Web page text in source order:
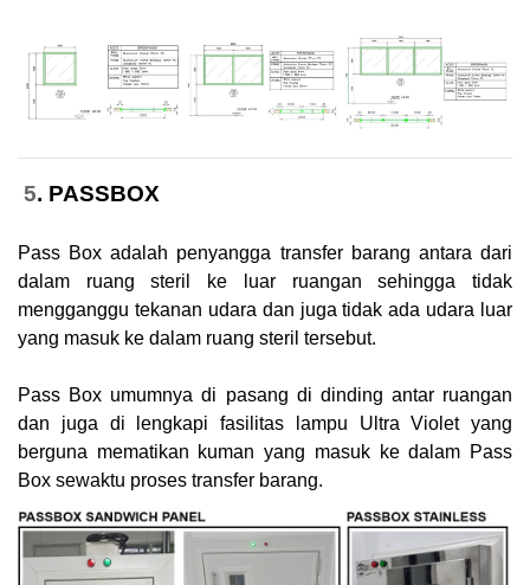
5. PASSBOX
Pass Box adalah penyangga transfer barang antara dari
dalam ruang steril ke luar ruangan sehingga tidak
mengganggu tekanan udara dan juga tidak ada udara luar
yang masuk ke dalam ruang steril tersebut.
Pass Box umumnya di pasang di dinding antar ruangan
dan juga di lengkapi fasilitas lampu Ultra Violet yang
berguna mematikan kuman yang masuk ke dalam Pass
Box sewaktu proses transfer barang.